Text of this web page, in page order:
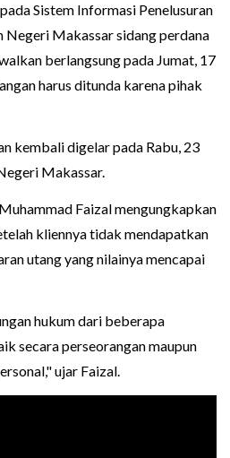
Sistem Informasi Penelusuran
Negeri Makassar sidang perdana
berlangsung pada Jumat, 17
harus ditunda karena pihak
kembali digelar pada Rabu, 23
Makassar.
Faizal mengungkapkan
kliennya tidak mendapatkan
utang yang nilainya mencapai
hukum dari beberapa
secara perseorangan maupun
ujar Faizal.